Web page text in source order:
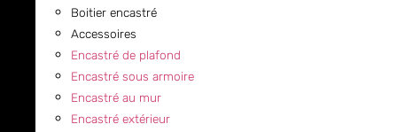
Boitier encastré
Accessoires
Encastré de plafond
Encastré sous armoire
Encastré au mur
Encastré extérieur